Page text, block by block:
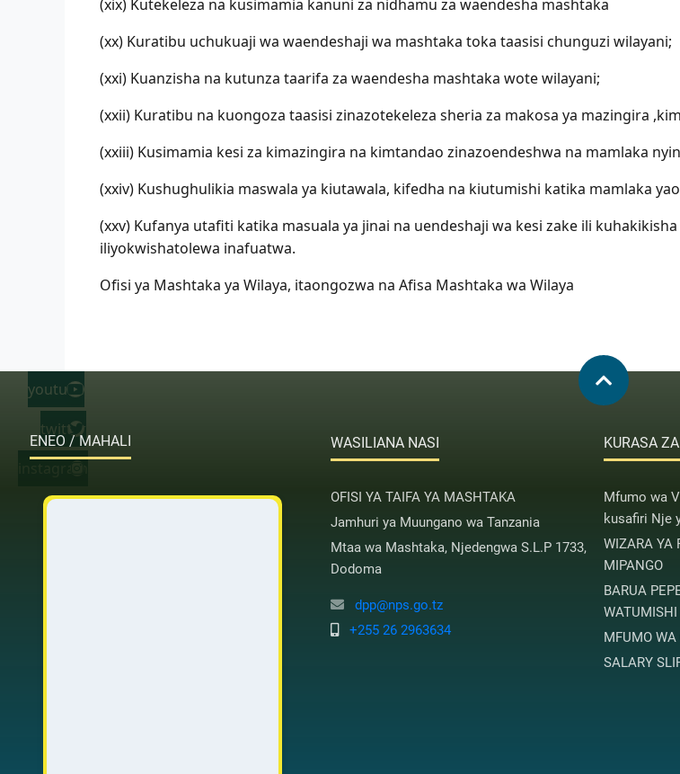
(xix) Kutekeleza na kusimamia kanuni za nidhamu za waendesha mashtaka
(xx) Kuratibu uchukuaji wa waendeshaji wa mashtaka toka taasisi chunguzi wilayani;
(xxi) Kuanzisha na kutunza taarifa za waendesha mashtaka wote wilayani;
(xxii) Kuratibu na kuongoza taasisi zinazotekeleza sheria za makosa ya mazingira
(xxiii) Kusimamia kesi za kimazingira na kimtandao zinazoendeshwa na mamlaka
(xxiv) Kushughulikia maswala ya kiutawala, kifedha na kiutumishi katika mamlaka
(xxv) Kufanya utafiti katika masuala ya jinai na uendeshaji wa kesi zake ili
iliyokwishatolewa inafuatwa.
Ofisi ya Mashtaka ya Wilaya, itaongozwa na Afisa Mashtaka wa Wilaya
youtube
twitter
ENEO / MAHALI WASILIANA NASI
OFISI YA TAIFA YA MASHTAKA
Jamhuri ya Muungano wa Tanzania
Mtaa wa Mashtaka, Njedengwa S.L.P 1733,
Dodoma
dpp@nps.go.tz
+255 26 2963634
KURASA
Mfumo wa
kusafiri Nje
WIZARA YA
MIPANGO
BARUA
WATUMISHI
MFUMO
SALARY